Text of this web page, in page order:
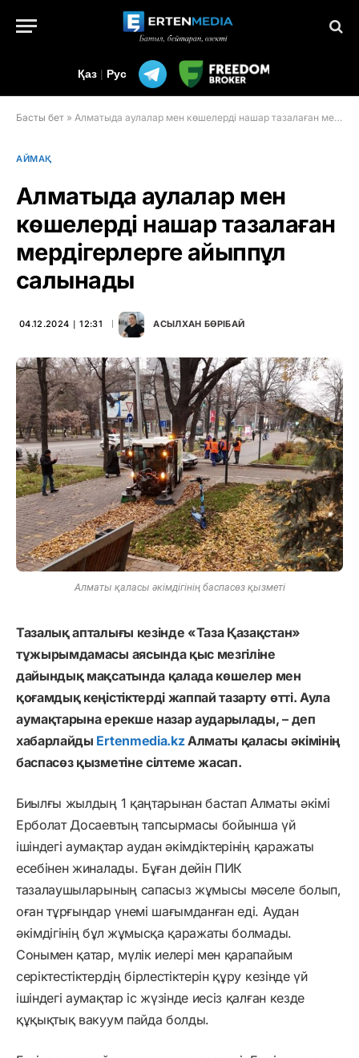
Қаз | Рус
Басты бет » Алматыда аулалар мен көшелерді нашар тазалаған мердігерлерге айыппұл салынады
АЙМАҚ
Алматыда аулалар мен
көшелерді нашар тазалаған
мердігерлерге айыппұл
салынады
04.12.2024 ∣ 12:31 АСЫЛХАН БӨРІБАЙ
Алматы қаласы әкімдігінің баспасөз қызметі
Тазалық апталығы кезінде «Таза Қазақстан»
тұжырымдамасы аясында қыс мезгіліне
дайындық мақсатында қалада көшелер мен
қоғамдық кеңістіктерді жаппай тазарту өтті. Аула
аумақтарына ерекше назар аударылады, – деп
хабарлайды Ertenmedia.kzАлматы қаласы әкімінің
баспасөз қызметіне сілтеме жасап.
Биылғы жылдың 1 қаңтарынан бастап Алматы әкімі
Ерболат Досаевтың тапсырмасы бойынша үй
ішіндегі аумақтар аудан әкімдіктерінің қаражаты
есебінен жиналады. Бұған дейін ПИК
тазалаушыларының сапасыз жұмысы мәселе болып,
оған тұрғындар үнемі шағымданған еді. Аудан
әкімдігінің бұл жұмысқа қаражаты болмады.
Сонымен қатар, мүлік иелері мен қарапайым
серіктестіктердің бірлестіктерін құру кезінде үй
ішіндегі аумақтар іс жүзінде иесіз қалған кезде
құқықтық вакуум пайда болды.